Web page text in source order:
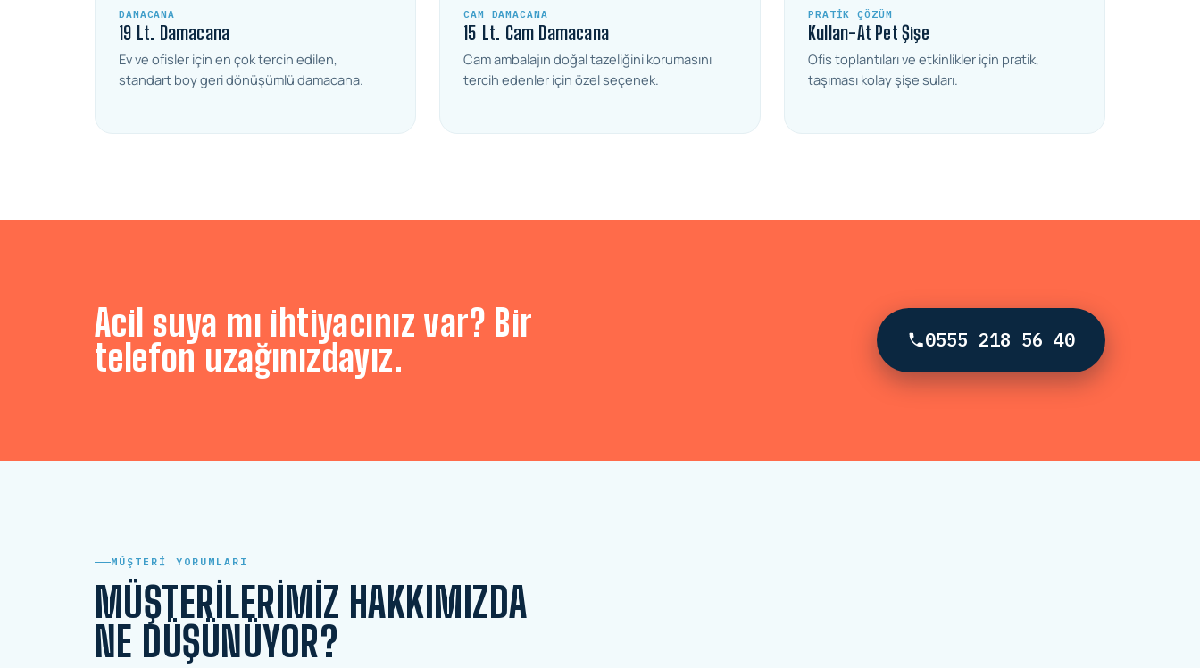
DAMACANA
19 Lt. Damacana
Ev ve ofisler için en çok tercih edilen,
standart boy geri dönüşümlü damacana.
CAM DAMACANA
15 Lt. Cam Damacana
Cam ambalajın doğal tazeliğini korumasını
tercih edenler için özel seçenek.
PRATIK ÇÖZÜM
Kullan-At Pet Şişe
Ofis toplantıları ve etkinlikler için pratik,
taşıması kolay şişe suları.
Acil suya mı ihtiyacınız var? Bir
telefon uzağınızdayız. 0555 218 56 40
MÜŞTERI YORUMLARI
MÜŞTERILERIMIZ HAKKIMIZDA
NE DÜŞÜNÜYOR?